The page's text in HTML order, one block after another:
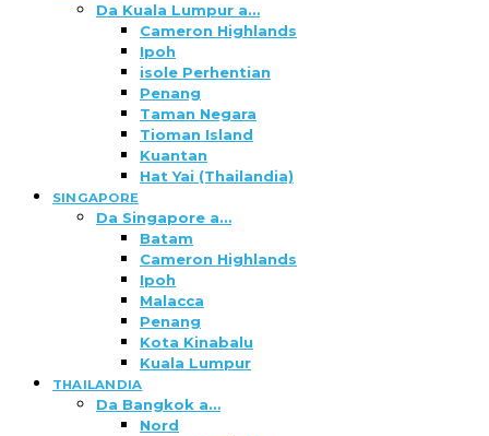
Da Kuala Lumpur a…
Cameron Highlands
Ipoh
isole Perhentian
Penang
Taman Negara
Tioman Island
Kuantan
Hat Yai (Thailandia)
SINGAPORE
Da Singapore a…
Batam
Cameron Highlands
Ipoh
Malacca
Penang
Kota Kinabalu
Kuala Lumpur
THAILANDIA
Da Bangkok a…
Nord